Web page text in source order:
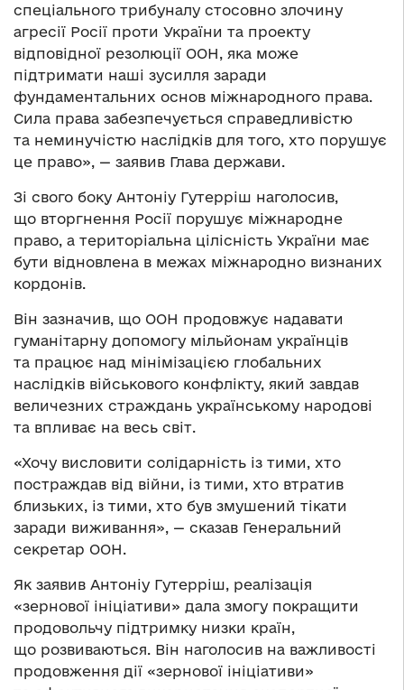
спеціального трибуналу стосовно злочину
агресії Росії проти України та проекту
відповідної резолюції ООН, яка може
підтримати наші зусилля заради
фундаментальних основ міжнародного права.
Сила права забезпечується справедливістю
та неминучістю наслідків для того, хто порушує
це право», — заявив Глава держави.
Зі свого боку Антоніу Гутерріш наголосив,
що вторгнення Росії порушує міжнародне
право, а територіальна цілісність України має
бути відновлена в межах міжнародно визнаних
кордонів.
Він зазначив, що ООН продовжує надавати
гуманітарну допомогу мільйонам українців
та працює над мінімізацією глобальних
наслідків військового конфлікту, який завдав
величезних страждань українському народові
та впливає на весь світ.
«Хочу висловити солідарність із тими, хто
постраждав від війни, із тими, хто втратив
близьких, із тими, хто був змушений тікати
заради виживання», — сказав Генеральний
секретар ООН.
Як заявив Антоніу Гутерріш, реалізація
«зернової ініціативи» дала змогу покращити
продовольчу підтримку низки країн,
що розвиваються. Він наголосив на важливості
продовження дії «зернової ініціативи»